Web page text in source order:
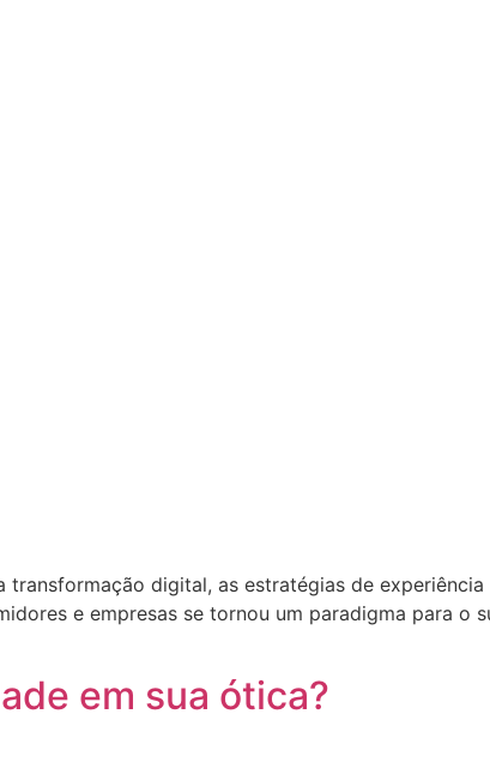
transformação digital, as estratégias de
e empresas se tornou um paradigma para o
em sua ótica?